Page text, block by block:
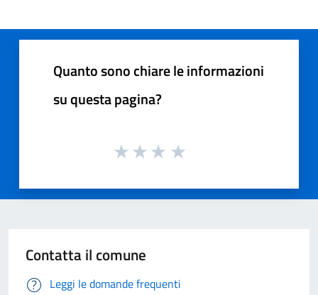
Quanto sono chiare le informazioni
su questa pagina?
Contatta il comune
Leggi le domande frequenti